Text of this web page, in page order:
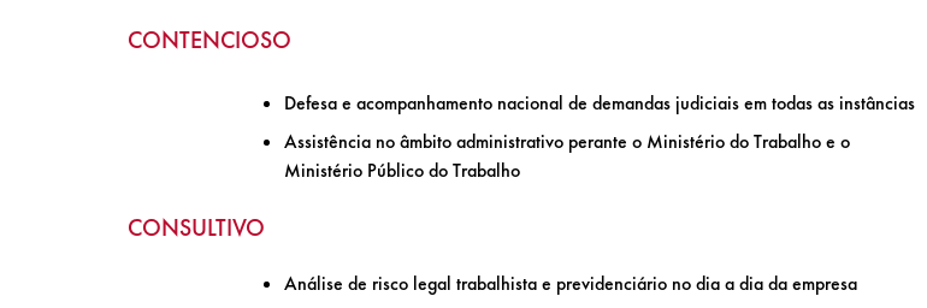
CONTENCIOSO
Defesa e acompanhamento nacional de demandas judiciais em todas as instâncias
Assistência no âmbito administrativo perante o Ministério do Trabalho e o
Ministério Público do Trabalho
CONSULTIVO
Análise de risco legal trabalhista e previdenciário no dia a dia da empresa